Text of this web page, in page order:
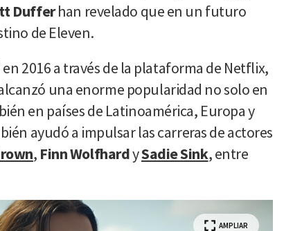
Dufferhan revelado que en un futuro
de Eleven.
2016 a través de la plataforma de Netflix,
una enorme popularidad no solo en
en países de Latinoamérica, Europa y
ayudó a impulsar las carreras de actores
, Finn WolfhardySadie Sink, entre
AMPLIAR